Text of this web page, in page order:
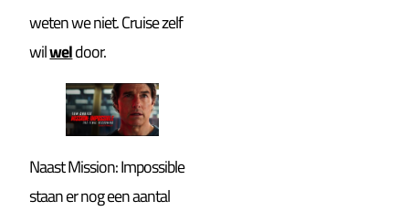
weten we niet. Cruise zelf
wilweldoor.
Naast Mission: Impossible
staan er nog een aantal